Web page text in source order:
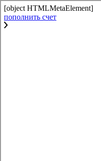
[object HTMLMetaElement]
пополнить счет